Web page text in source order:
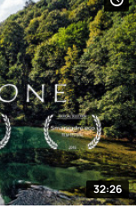
32:26